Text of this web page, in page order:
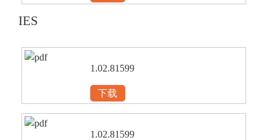
IES
1.02.81599
下载
1.02.81599